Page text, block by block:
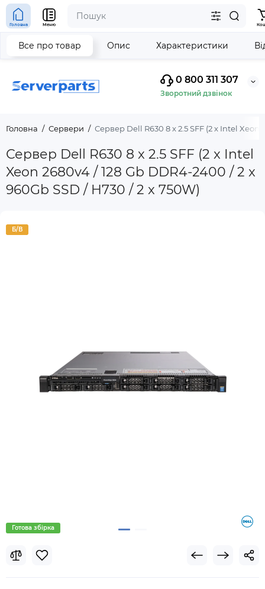
0 800 311 307
Зворотний дзвінок
Головна Меню
Головна Сервери Сервер Dell R630 8 x 2.5 SFF (2 x Intel Xeon
Сервер Dell R630 8 x 2.5 SFF (2 x Intel
Xeon 2680v4 / 128 Gb DDR4-2400 / 2 x
960Gb SSD / H730 / 2 x 750W)
Все про товар Опис Характеристики
Б/В
Готова збірка